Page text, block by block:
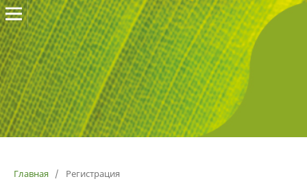
Главная / Регистрация